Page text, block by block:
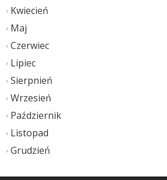
Kwiecień
Maj
Czerwiec
Lipiec
Sierpnień
Wrzesień
Październik
Listopad
Grudzień